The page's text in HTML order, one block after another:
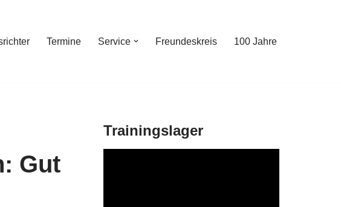
Termine Service Freundeskreis 100 Jahre
Gut
Trainingslager